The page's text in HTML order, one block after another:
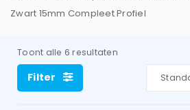
Zwart 15mm Compleet Profiel
Toont alle 6 resultaten
Filter